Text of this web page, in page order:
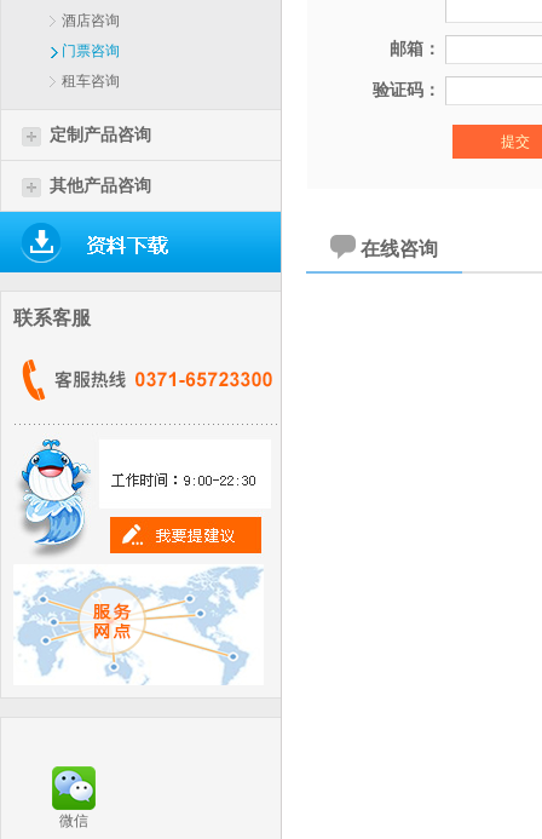
酒店咨询
门票咨询
租车咨询
定制产品咨询
其他产品咨询
联系客服
微信
邮箱：
验证码：
在线咨询